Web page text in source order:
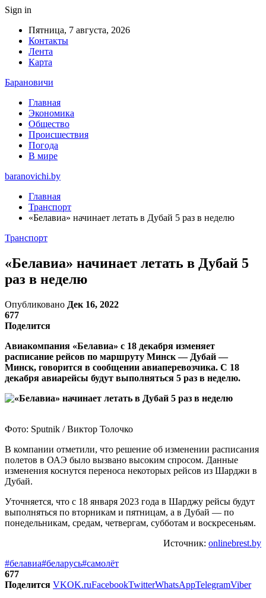
Sign in
Пятница, 7 августа, 2026
Контакты
Лента
Карта
Барановичи
Главная
Экономика
Общество
Происшествия
Погода
В мире
baranovichi.by
Главная
Транспорт
«Белавиа» начинает летать в Дубай 5 раз в неделю
Транспорт
«Белавиа» начинает летать в Дубай 5
раз в неделю
Опубликовано Дек 16, 2022
677
Поделится
Авиакомпания «Белавиа» с 18 декабря изменяет
расписание рейсов по маршруту Минск — Дубай —
Минск, говорится в сообщении авиаперевозчика. С 18
декабря авиарейсы будут выполняться 5 раз в неделю.
Фото: Sputnik / Виктор Толочко
В компании отметили, что решение об изменении расписания
полетов в ОАЭ было вызвано высоким спросом. Данные
изменения коснутся переноса некоторых рейсов из Шарджи в
Дубай.
Уточняется, что с 18 января 2023 года в Шарджу рейсы будут
выполняться по вторникам и пятницам, а в Дубай — по
понедельникам, средам, четвергам, субботам и воскресеньям.
Источник: onlinebrest.by
#белавиа#беларусь#самолёт
677
Поделится VKOK.ruFacebookTwitterWhatsAppTelegramViber